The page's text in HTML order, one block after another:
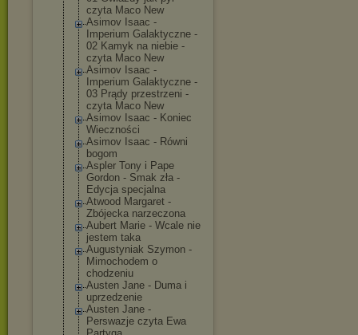
czyta Maco New
Asimov Isaac -
Imperium Galaktyczne -
02 Kamyk na niebie -
czyta Maco New
Asimov Isaac -
Imperium Galaktyczne -
03 Prądy przestrzeni -
czyta Maco New
Asimov Isaac - Koniec
Wieczności
Asimov Isaac - Równi
bogom
Aspler Tony i Pape
Gordon - Smak zła -
Edycja specjalna
Atwood Margaret -
Zbójecka narzeczona
Aubert Marie - Wcale nie
jestem taka
Augustyniak Szymon -
Mimochodem o
chodzeniu
Austen Jane - Duma i
uprzedzenie
Austen Jane -
Perswazje czyta Ewa